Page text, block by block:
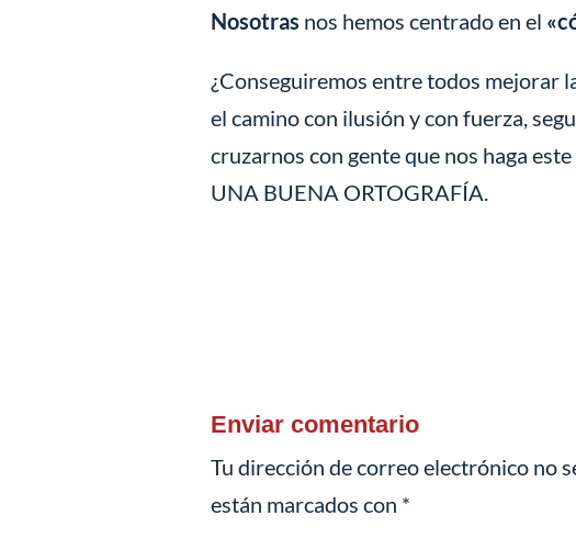
Nosotras nos hemos centrado en el
¿Conseguiremos entre todos mejorar
el camino con ilusión y con fuerza,
cruzarnos con gente que nos haga
UNA BUENA ORTOGRAFÍA.
Enviar comentario
Tu dirección de correo electrónico no
están marcados con *